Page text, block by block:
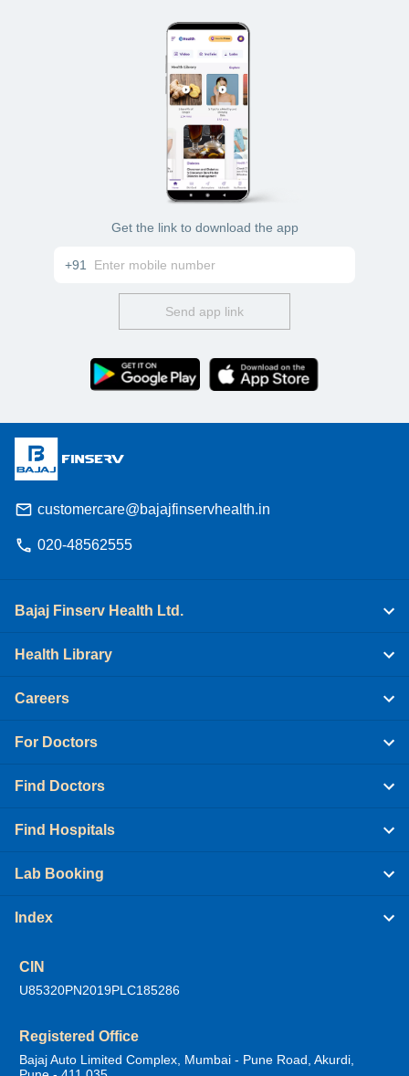
Get the link to download the app
+91
Send app link
customercare@bajajfinservhealth.in
020-48562555
Bajaj Finserv Health Ltd.
Health Library
Careers
For Doctors
Find Doctors
Find Hospitals
Lab Booking
Index
CIN
U85320PN2019PLC185286
Registered Office
Bajaj Auto Limited Complex, Mumbai - Pune Road, Akurdi,